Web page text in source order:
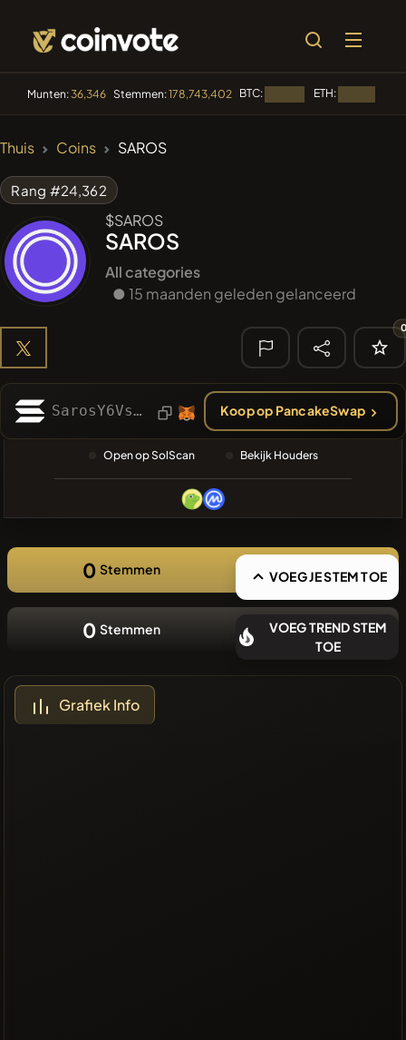
Munten:36,346 Stemmen:178,743,402 BTC: ETH:
ATH ATH
#619
YellowCatz
#143
ZOEKOPDRACHT
❌Geen
recente
munten
Thuis Coins SAROS
Rang #24,362
$SAROS
SAROS
All categories
● 15 maanden geleden gelanceerd
SarosY6Vscao718M4A778z4CGtvcwcGef5M9MEH1LGL Koop op PancakeSwap
Open op SolScan Bekijk Houders
0 Stemmen VOEG JE STEM TOE
0 Stemmen
VOEG TREND STEM
TOE
Grafiek Info